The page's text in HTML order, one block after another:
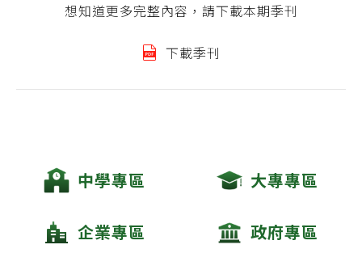
想知道更多完整內容，請下載本期季刊
下載季刊
中學專區 大專專區
企業專區 政府專區